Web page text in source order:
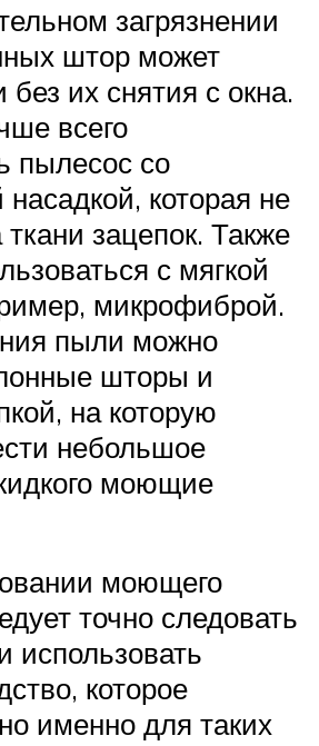
загрязнении
штор может
без их снятия с окна.
всего
пылесос со
которая не
ткани зацепок. Также
с мягкой
микрофиброй.
пыли можно
шторы и
на которую
небольшое
моющие
моющего
точно следовать
использовать
которое
именно для таких